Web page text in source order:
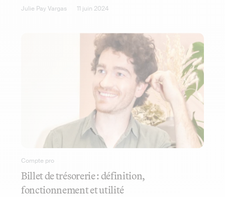
Julie Pay Vargas 11 juin 2024
Compte pro
Billet de trésorerie : définition,
fonctionnement et utilité